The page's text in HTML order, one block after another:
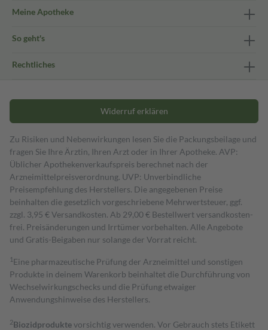
Meine Apotheke
So geht's
Rechtliches
Widerruf erklären
Zu Risiken und Nebenwirkungen lesen Sie die Packungsbeilage und
fragen Sie Ihre Ärztin, Ihren Arzt oder in Ihrer Apotheke. AVP:
Üblicher Apothekenverkaufspreis berechnet nach der
Arzneimittelpreisverordnung. UVP: Unverbindliche
Preisempfehlung des Herstellers. Die angegebenen Preise
beinhalten die gesetzlich vorgeschriebene Mehrwertsteuer, ggf.
zzgl. 3,95 € Versandkosten. Ab 29,00 € Bestell­wert versand­kosten­
frei. Preisänderungen und Irrtümer vorbehalten. Alle Angebote
und Gratis-Beigaben nur solange der Vorrat reicht.
1 Eine pharmazeutische Prüfung der Arzneimittel und sonstigen
Produkte in deinem Warenkorb beinhaltet die Durchführung von
Wechselwirkungschecks und die Prüfung etwaiger
Anwendungshinweise des Herstellers.
2Biozidproduktevorsichtig verwenden. Vor Gebrauch stets Etikett